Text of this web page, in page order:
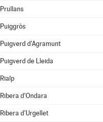
Prullans
Puiggròs
Puigverd d'Agramunt
Puigverd de Lleida
Rialp
Ribera d'Ondara
Ribera d'Urgellet